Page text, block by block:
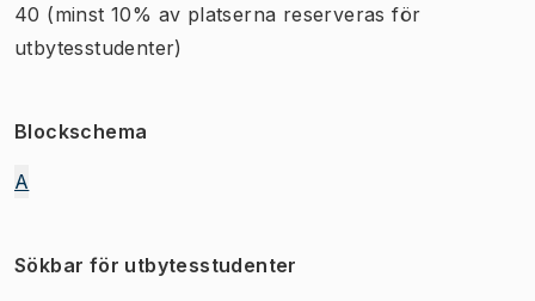
40 (minst 10% av platserna reserveras för
utbytesstudenter)
Blockschema
A
Sökbar för utbytesstudenter